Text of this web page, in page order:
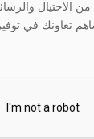
الاحتيال
تعاونك في